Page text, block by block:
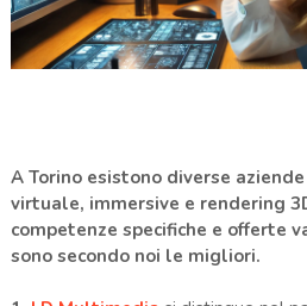
A Torino esistono diverse
virtuale, immersive e rendering
competenze specifiche e offerte
sono secondo noi le migliori.